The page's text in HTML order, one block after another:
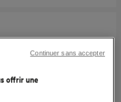
offrir une
Continuer sans accepter